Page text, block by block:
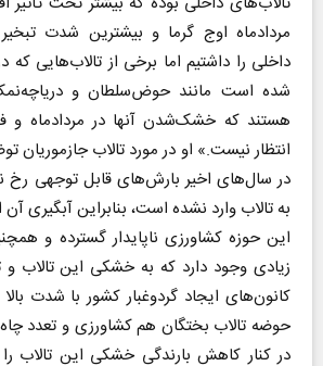
مردادماه اوج گرما و بیشترین شدت
داخلی‌ را داشتیم اما برخی از تالاب‌هایی که
شده است مانند حوض‌سلطان و
هستند که خشک‌شدن آنها در مردادماه و
انتظار نیست.» او در مورد تالاب جازموریان
در سال‌های اخیر بارش‌های قابل توجهی رخ
به تالاب وارد نشده است، بنابراین آبگیری
این حوزه کشاورزی ناپایدار گسترده و
زیادی وجود دارد که به خشکی این تالاب
کانون‌های ایجاد گردوغبار کشور با شدت
حوضه تالاب بختگان هم کشاورزی و تعدد
در کنار کاهش بارندگی خشکی این تالاب را